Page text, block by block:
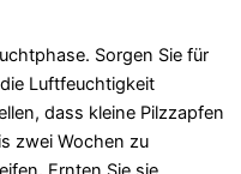
Sorgen Sie für
Luftfeuchtigkeit
dass kleine Pilzzapfen
zwei Wochen zu